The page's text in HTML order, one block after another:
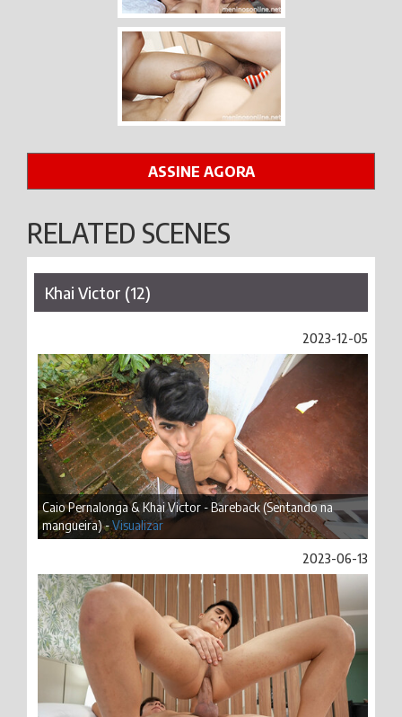
ASSINE AGORA
RELATED SCENES
Khai Victor (12)
2023-12-05
Caio Pernalonga & Khai Victor - Bareback (Sentando na
mangueira) -Visualizar
2023-06-13